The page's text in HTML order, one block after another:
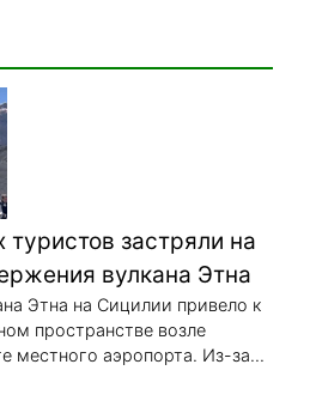
туристов застряли на
вулкана Этна
Этна на Сицилии привело к
пространстве возле
местного аэропорта. Из-за...